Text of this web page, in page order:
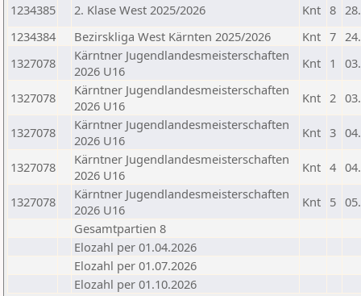
1234385 2. Klase West 2025/2026 Knt 8
1234384
Bezirskliga West Kärnten 2025/2026 Knt 7
1327078
Kärntner Jugendlandesmeisterschaften
2026 U16
Knt 1
1327078
Kärntner Jugendlandesmeisterschaften
2026 U16
Knt 2
1327078
Kärntner Jugendlandesmeisterschaften
2026 U16
Knt 3
1327078
Kärntner Jugendlandesmeisterschaften
2026 U16
Knt 4
1327078
Kärntner Jugendlandesmeisterschaften
2026 U16
Knt 5
Gesamtpartien 8
Elozahl per 01.04.2026
Elozahl per 01.07.2026
Elozahl per 01.10.2026